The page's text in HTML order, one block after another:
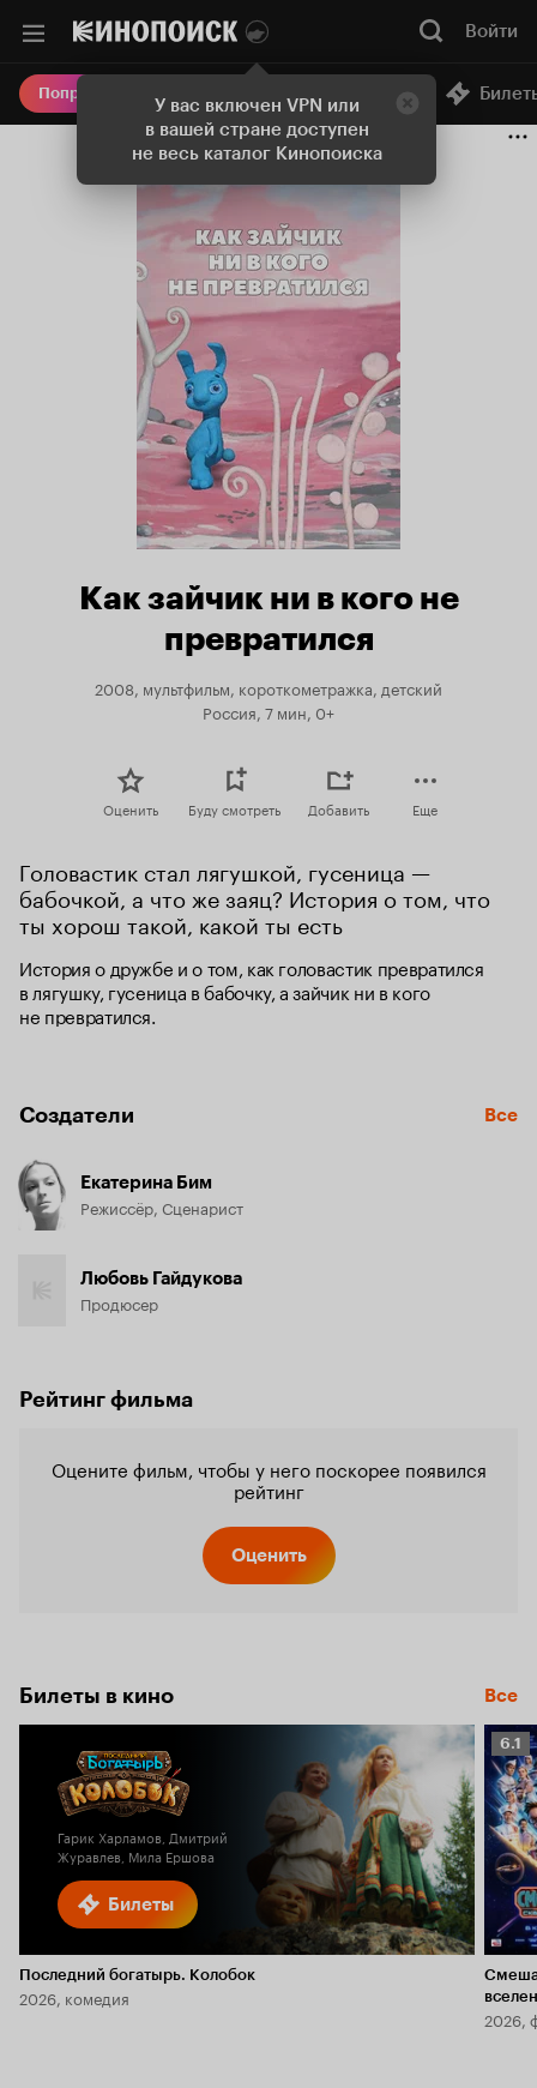
У вас включен VPN или
в вашей стране доступен
не весь каталог Кинопоиска
Войти
Попробовать Плюс Онлайн-кинотеатр
Как зайчик ни в кого не
превратился
2008, мультфильм, короткометражка, детский
Россия, 7 мин, 0+
Оценить Буду смотреть Добавить Еще
Головастик стал лягушкой, гусеница —
бабочкой, а что же заяц? История о том, что
ты хорош такой, какой ты есть
История о дружбе и о том, как головастик превратился
в лягушку, гусеница в бабочку, а зайчик ни в кого
не превратился.
Создатели Все
Екатерина Бим
Режиссёр, Сценарист
Любовь Гайдукова
Продюсер
Рейтинг фильма
Оцените фильм, чтобы у него поскорее появился
рейтинг
Оценить
Билеты в кино Все
Билеты
Гарик Харламов, Дмитрий
Журавлев, Мила Ершова
Последний богатырь. Колобок
2026, комедия
6.1
6.1
2026,